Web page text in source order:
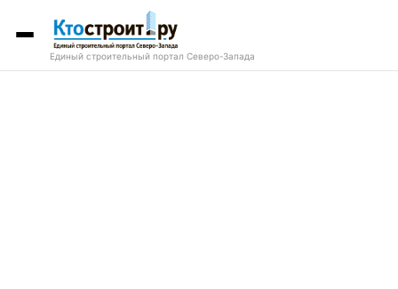
Единый строительный портал Северо-Запада